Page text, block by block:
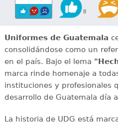
8
Uniformes de Guatemala
consolidándose como un
en el país. Bajo el lema
marca rinde homenaje a
instituciones y profesionales
desarrollo de Guatemala día
La historia de UDG está